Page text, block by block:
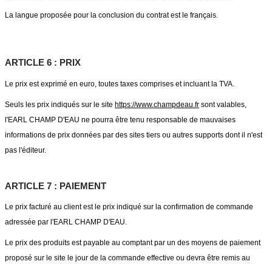
La langue proposée pour la conclusion du contrat est le français.
ARTICLE 6 : PRIX
Le prix est exprimé en euro, toutes taxes comprises et incluant la TVA.
Seuls les prix indiqués sur le site https://www.champdeau.fr sont valables,
l'EARL CHAMP D'EAU ne pourra être tenu responsable de mauvaises
informations de prix données par des sites tiers ou autres supports dont il n'est
pas l'éditeur.
ARTICLE 7 : PAIEMENT
Le prix facturé au client est le prix indiqué sur la confirmation de commande
adressée par l'EARL CHAMP D'EAU.
Le prix des produits est payable au comptant par un des moyens de paiement
proposé sur le site le jour de la commande effective ou devra être remis au